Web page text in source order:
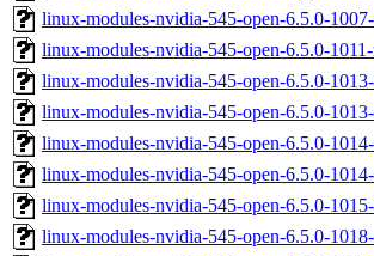
linux-modules-nvidia-545-open-6.5.0-
linux-modules-nvidia-545-open-6.5.0-
linux-modules-nvidia-545-open-6.5.0-
linux-modules-nvidia-545-open-6.5.0-
linux-modules-nvidia-545-open-6.5.0-
linux-modules-nvidia-545-open-6.5.0-
linux-modules-nvidia-545-open-6.5.0-
linux-modules-nvidia-545-open-6.5.0-